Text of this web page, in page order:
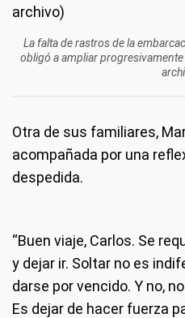
La falta de rastros de la
obligó a ampliar
Otra de sus familiares,
acompañada por una
despedida.
“Buen viaje, Carlos. Se
y dejar ir. Soltar no es
darse por vencido. Y no,
Es dejar de hacer fuerza